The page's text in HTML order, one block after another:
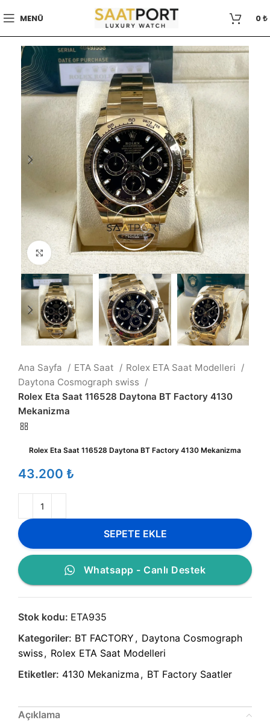
MENÜ 0₺
Büyütmek için tıklayın
Ana Sayfa ETA Saat
Rolex ETA Saat Modelleri
Daytona Cosmograph swiss
Rolex Eta Saat 116528 Daytona BT Factory 4130
Mekanizma
Rolex Eta Saat 116528 Daytona BT Factory 4130 Mekanizma
₺
SEPETE EKLE
Whatsapp - Canlı Destek
Stok kodu: ETA935
Kategoriler: BT FACTORY , Daytona Cosmograph
swiss, Rolex ETA Saat Modelleri
Etiketler: 4130 Mekanizma , BT Factory Saatler
Açıklama